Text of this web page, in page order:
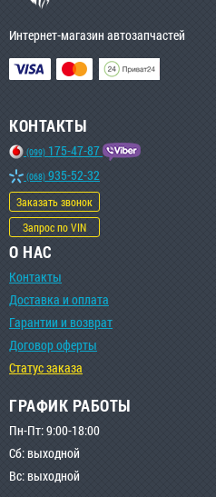
Интернет-магазин автозапчастей
КОНТАКТЫ
(099) 175-47-87
(068) 935-52-32
Заказать звонок
Запрос по VIN
О НАС
Контакты
Доставка и оплата
Гарантии и возврат
Договор оферты
Статус заказа
ГРАФИК РАБОТЫ
Пн-Пт: 9:00-18:00
Сб: выходной
Вс: выходной